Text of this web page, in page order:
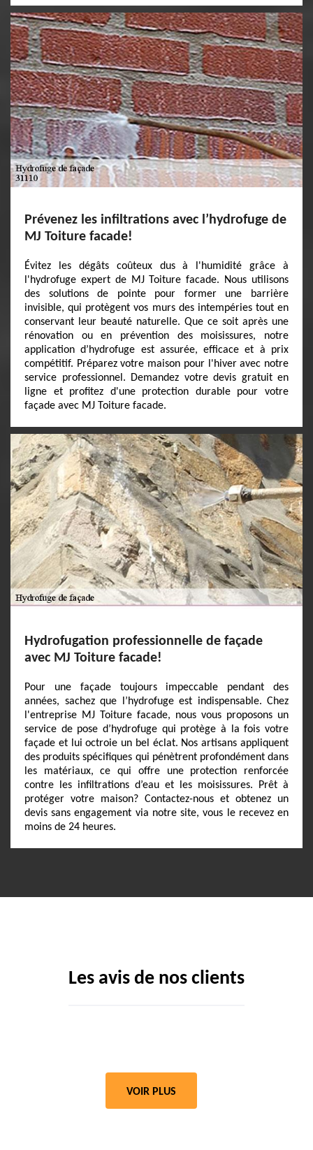
Prévenez les infiltrations avec l’hydrofuge de
MJ Toiture facade!
Évitez les dégâts coûteux dus à l'humidité grâce à
l'hydrofuge expert de MJ Toiture facade. Nous utilisons
des solutions de pointe pour former une barrière
invisible, qui protègent vos murs des intempéries tout en
conservant leur beauté naturelle. Que ce soit après une
rénovation ou en prévention des moisissures, notre
application d’hydrofuge est assurée, efficace et à prix
compétitif. Préparez votre maison pour l'hiver avec notre
service professionnel. Demandez votre devis gratuit en
ligne et profitez d'une protection durable pour votre
façade avec MJ Toiture facade.
Hydrofugation professionnelle de façade
avec MJ Toiture facade!
Pour une façade toujours impeccable pendant des
années, sachez que l’hydrofuge est indispensable. Chez
l'entreprise MJ Toiture facade, nous vous proposons un
service de pose d’hydrofuge qui protège à la fois votre
façade et lui octroie un bel éclat. Nos artisans appliquent
des produits spécifiques qui pénètrent profondément dans
les matériaux, ce qui offre une protection renforcée
contre les infiltrations d’eau et les moisissures. Prêt à
protéger votre maison? Contactez-nous et obtenez un
devis sans engagement via notre site, vous le recevez en
moins de 24 heures.
Les avis de nos clients
VOIR PLUS